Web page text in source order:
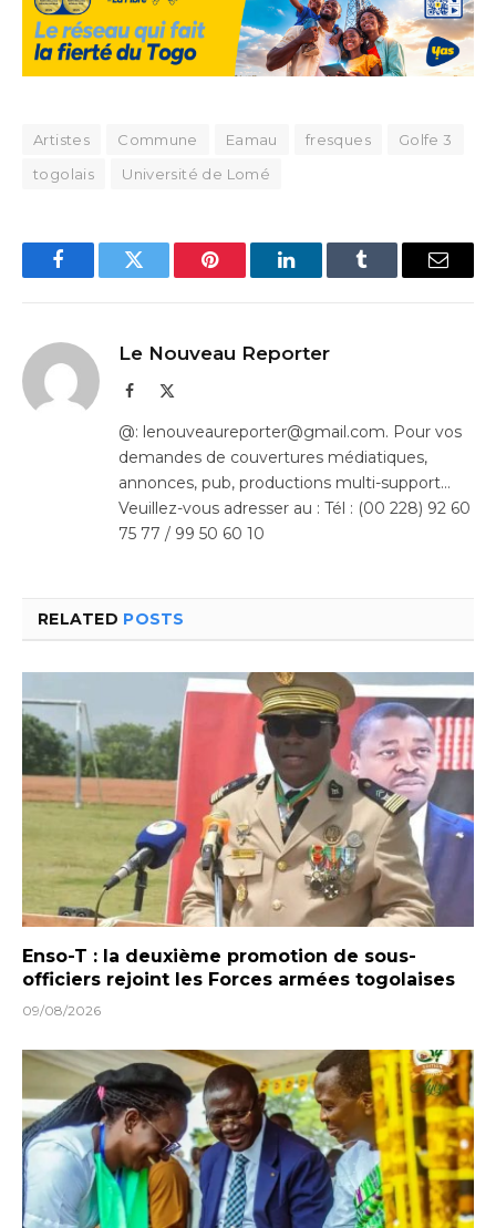
Artistes Commune Eamau fresques
Golfe 3
togolais
Université de Lomé
FacebookTwitter Pinterest LinkedInTumblr Email
Le Nouveau Reporter
Facebook
@: lenouveaureporter@gmail.com. Pour vos
demandes de couvertures médiatiques,
annonces, pub, productions multi-support…
Veuillez-vous adresser au : Tél : (00 228) 92 60
75 77 / 99 50 60 10
RELATED POSTS
Enso-T : la deuxième promotion de sous-
officiers rejoint les Forces armées togolaises
09/08/2026